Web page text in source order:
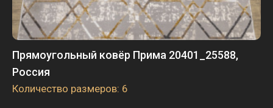
Прямоугольный ковёр Прима 20401_25588,
Россия
Количество размеров: 6